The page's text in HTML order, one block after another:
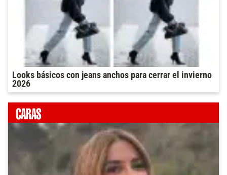
Looks básicos con jeans anchos para cerrar el invierno
2026